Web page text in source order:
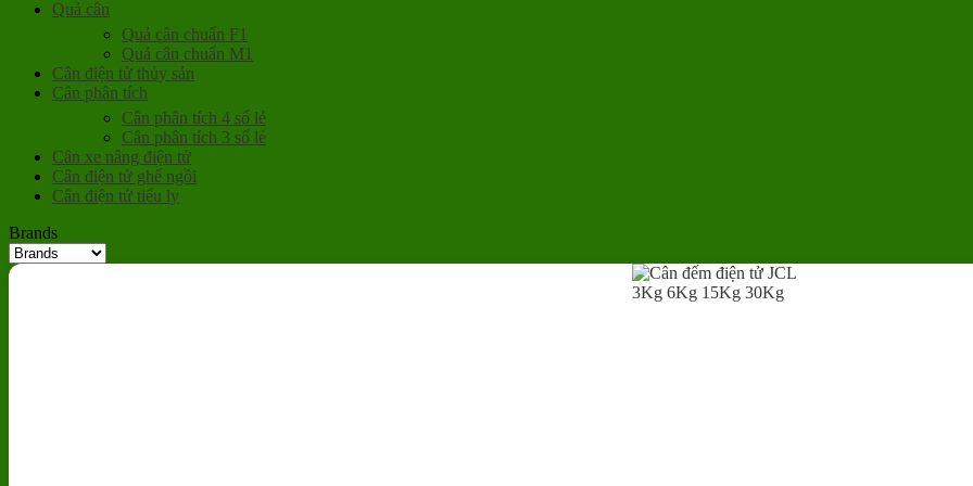
Quả cân
Quả cân chuẩn F1
Quả cân chuẩn M1
Cân điện tử thủy sản
Cân phân tích
Cân phân tích 4 số lẻ
Cân phân tích 3 số lẻ
Cân xe nâng điện tử
Cân điện tử ghế ngồi
Cân điện tử tiểu ly
Brands